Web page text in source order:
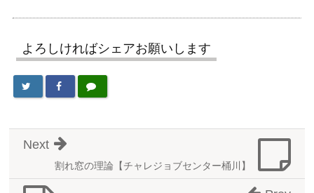
よろしければシェアお願いします
割れ窓の理論【チャレジョブセンター桶川】
Next